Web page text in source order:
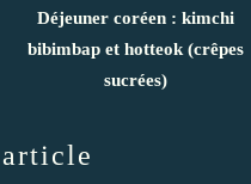
Déjeuner coréen : kimchi
bibimbap et hotteok (crêpes
sucrées)